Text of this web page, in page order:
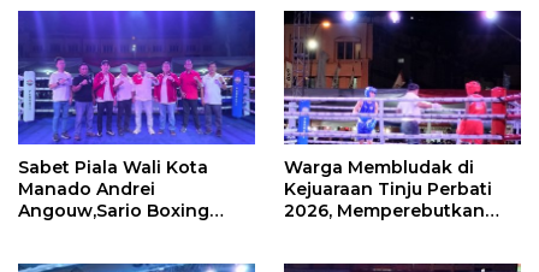
Sabet Piala Wali Kota
Manado Andrei
Angouw,Sario Boxing
Warga Membludak di
Kejuaraan Tinju Perbati
2026, Memperebutkan